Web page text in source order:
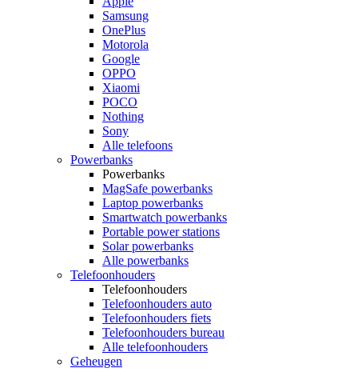
Samsung
OnePlus
Motorola
Google
OPPO
Xiaomi
POCO
Nothing
Sony
Alle telefoons
Powerbanks
Powerbanks
MagSafe powerbanks
Laptop powerbanks
Smartwatch powerbanks
Portable power stations
Solar powerbanks
Alle powerbanks
Telefoonhouders
Telefoonhouders
Telefoonhouders auto
Telefoonhouders fiets
Telefoonhouders bureau
Alle telefoonhouders
Geheugen